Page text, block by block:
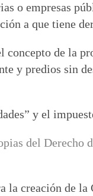
o empresas
a que tiene
de la
y predios sin
y el
del Derecho
la creación de la